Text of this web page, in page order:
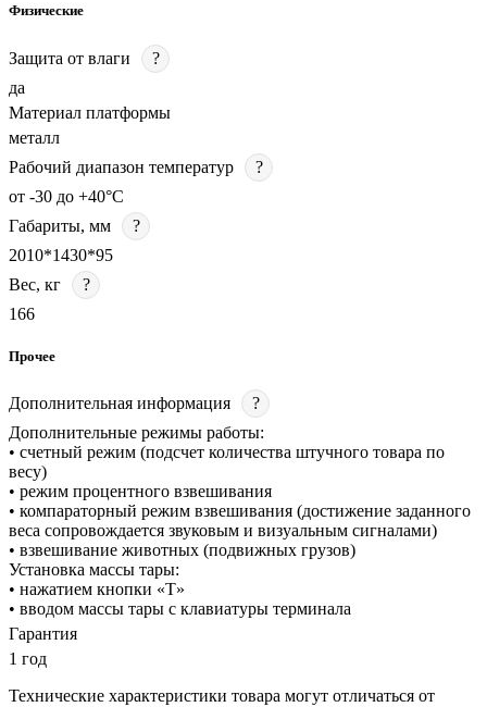
Физические
Защита от влаги
?
да
Материал платформы
металл
Рабочий диапазон температур
?
от -30 до +40°С
Габариты, мм
?
2010*1430*95
Вес, кг
?
166
Прочее
Дополнительная информация
?
Дополнительные режимы работы:
• счетный режим (подсчет количества штучного товара по
весу)
• режим процентного взвешивания
• компараторный режим взвешивания (достижение заданного
веса сопровождается звуковым и визуальным сигналами)
• взвешивание животных (подвижных грузов)
Установка массы тары:
• нажатием кнопки «T»
• вводом массы тары с клавиатуры терминала
Гарантия
1 год
Технические характеристики товара могут отличаться от